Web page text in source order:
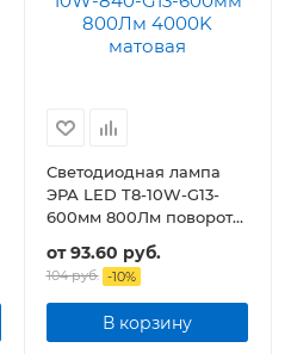
Светодиодная лампа
ЭРА LED T8-10W-G13-
600мм 800Лм поворотн.
от93.60 руб.
104 руб. -10%
В корзину